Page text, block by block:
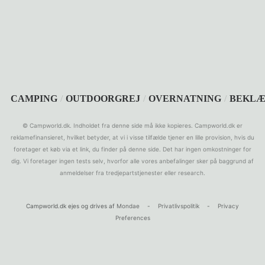
CAMPING / OUTDOORGREJ / OVERNATNING /
© Campworld.dk. Indholdet fra denne side må ikke kopieres. Campworld.dk er
reklamefinansieret, hvilket betyder, at vi i visse tilfælde tjener en lille provision, hvis du
foretager et køb via et link, du finder på denne side. Det har ingen omkostninger for
dig. Vi foretager ingen tests selv, hvorfor alle vores anbefalinger sker på baggrund af
anmeldelser fra tredjepartstjenester eller research.
Campworld.dk ejes og drives af Mondae - Privatlivspolitik -
Privacy
Preferences